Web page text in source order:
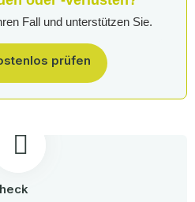
Fall und unterstützen Sie.
prüfen